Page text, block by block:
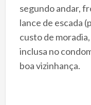
segundo andar,
lance de escada
custo de
inclusa no
boa vizinhança.